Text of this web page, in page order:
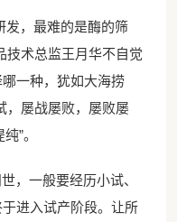
发，最难的是酶的筛
技术总监王月华不自觉
一种，犹如大海捞
，屡战屡败，屡败屡
”。
，一般要经历小试、
进入试产阶段。让所